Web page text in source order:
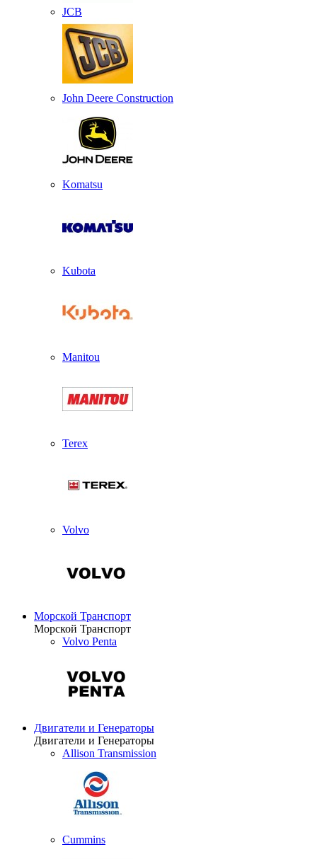
JCB
John Deere Construction
Komatsu
Kubota
Manitou
Terex
Volvo
Морской Транспорт
Морской Транспорт
Volvo Penta
Двигатели и Генераторы
Двигатели и Генераторы
Allison Transmission
Cummins